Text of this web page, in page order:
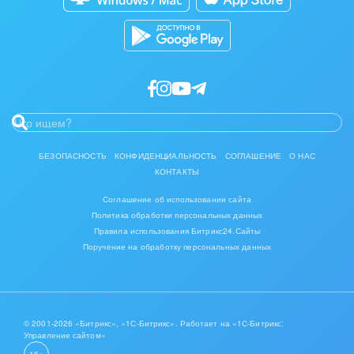
БЕЗОПАСНОСТЬ КОНФИДЕНЦИАЛЬНОСТЬ СОГЛАШЕНИЕ
О НАС
КОНТАКТЫ
Соглашение об использовании сайта
Политика обработки персональных данных
Правила использования Битрикс24.Сайты
Поручение на обработку персональных данных
© 2001-2026 «Битрикс», «1С-Битрикс». Работает на «1С-Битрикс:
Управление сайтом»